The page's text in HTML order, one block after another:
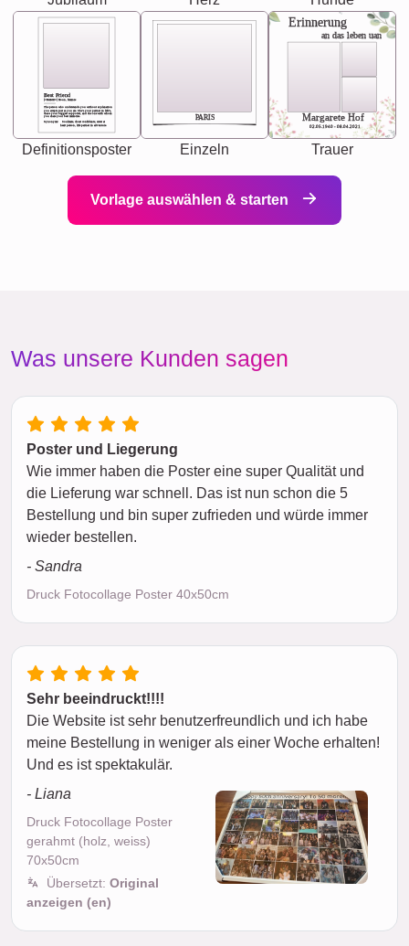
Best Friend
[<NAME>] Noun, feminie
Synonyms: Soulmate, closet confidante, sister at
heart person, life partner in adventure.
The person who understands you without explanation
you accepts just as you are. She's your partner in life's,
chaos your biggest supporter, and the one with whom
you share your best memories.
Definitionsposter
PARIS
Einzeln
Erinnerung
an das leben uan
Margarete Hof
02.05.1940 - 08.04.2021
Trauer
Vorlage auswählen & starten
Was unsere Kunden sagen
Poster und Liegerung
Wie immer haben die Poster eine super Qualität und
die Lieferung war schnell. Das ist nun schon die 5
Bestellung und bin super zufrieden und würde immer
wieder bestellen.
- Sandra
Druck Fotocollage Poster 40x50cm
Sehr beeindruckt!!!!
Die Website ist sehr benutzerfreundlich und ich habe
meine Bestellung in weniger als einer Woche erhalten!
Und es ist spektakulär.
- Liana
Druck Fotocollage Poster
gerahmt (holz, weiss)
70x50cm
Übersetzt: Original
anzeigen (en)